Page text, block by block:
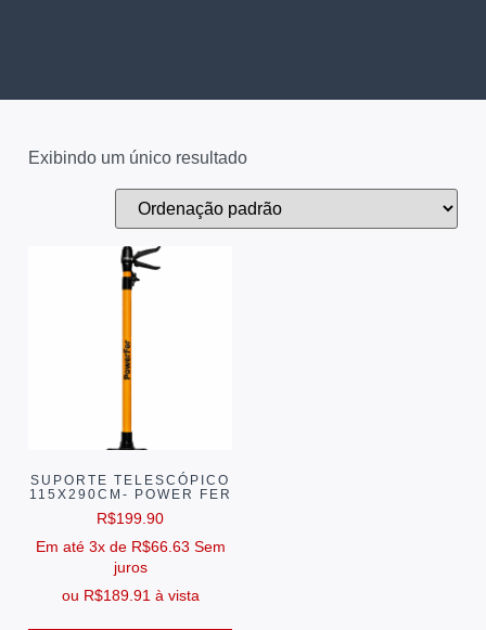
Exibindo um único resultado
SUPORTE TELESCÓPICO
115X290CM- POWER FER
R$199.90
Em até 3x de R$66.63 Sem
juros
ou R$189.91 à vista